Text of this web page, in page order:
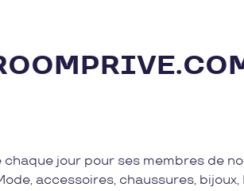
jour pour ses membres de
accessoires, chaussures, bijoux,